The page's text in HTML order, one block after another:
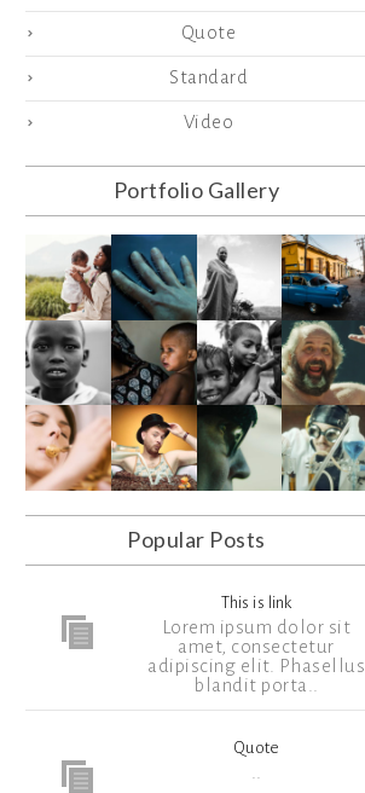
Quote
Standard
Video
Portfolio Gallery
Popular Posts
This is link
Lorem ipsum dolor sit
amet, consectetur
adipiscing elit. Phasellus
blandit porta..
Quote